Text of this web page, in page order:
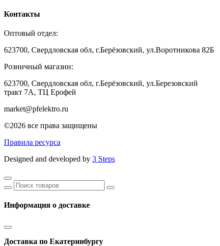
Контакты
Оптовый отдел:
623700, Свердловская обл, г.Берёзовский, ул.Воротникова 82Б
Розничный магазин:
623700, Свердловская обл, г.Берёзовский, ул.Березовский
тракт 7А, ТЦ Ерофей
market@pfelektro.ru
©2026 все права защищены
Правила ресурса
Designed and developed by 3 Steps
Информация о доставке
Доставка по Екатеринбургу